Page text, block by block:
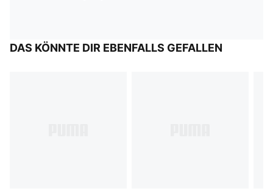
DAS KÖNNTE DIR EBENFALLS GEFALLEN